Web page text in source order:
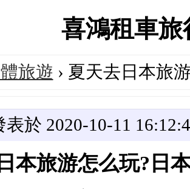
喜鴻租車
旅遊 › 夏天去日本旅
表於 2020-10-11
本旅游怎么玩?日